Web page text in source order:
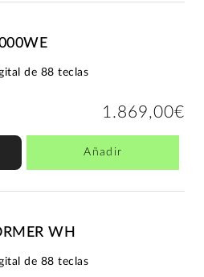
de 88 teclas
1.869,00€
Añadir
WH
de 88 teclas